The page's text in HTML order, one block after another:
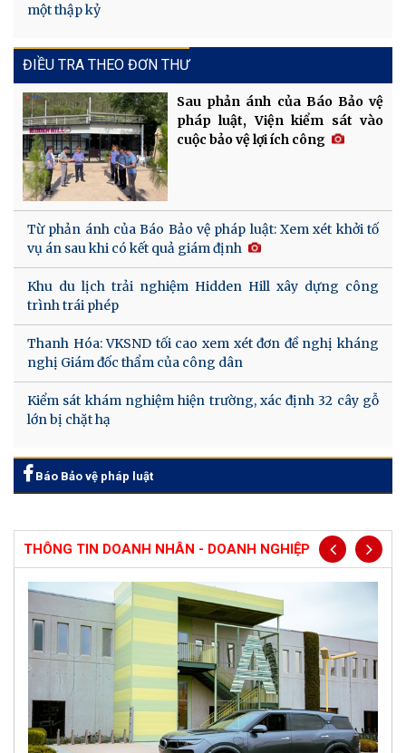
một thập kỷ
ĐIỀU TRA THEO ĐƠN THƯ
Sau phản ánh của Báo Bảo vệ
pháp luật, Viện kiểm sát vào
cuộc bảo vệ lợi ích công
Từ phản ánh của Báo Bảo vệ pháp luật: Xem xét khởi tố
vụ án sau khi có kết quả giám định
Khu du lịch trải nghiệm Hidden Hill xây dựng công
trình trái phép
Thanh Hóa: VKSND tối cao xem xét đơn đề nghị kháng
nghị Giám đốc thẩm của công dân
Kiểm sát khám nghiệm hiện trường, xác định 32 cây gỗ
lớn bị chặt hạ
Báo Bảo vệ pháp luật
THÔNG TIN DOANH NHÂN - DOANH NGHIỆP